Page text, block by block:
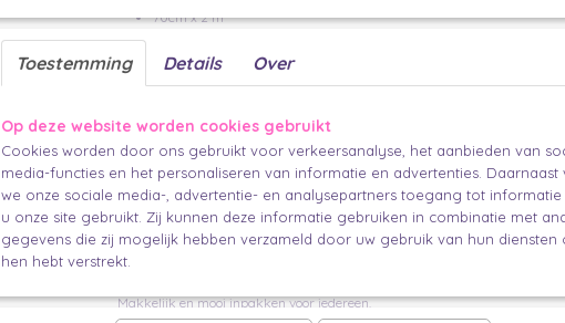
70cm x 2 m
Andere manieren om dit mooie cadeau
Met dit cadeau papier kan je natuurlijk een cadeau mooi inpakken,, maar
achtergrond of lijst het in, Ook kan je het gebruiken als tafelloper of
aankleden of je kan er mee knutselen of scrappen.
Maak je cadeau nog mooier en persoonlijker
Het meest persoonlijk is natuurlijk een handgeschreven wens of
tekst op eenminikaartjeen voeg deze toe aan je cadeau. Met een
de finishing touch.
Zo maak jij een prachtig verpakt cadeau.
Makkelijk en mooi inpakken voor iedereen.
Toestemming Details Over
Op deze website worden cookies gebruikt
Cookies worden door ons gebruikt voor verkeersanalyse, het aanbieden van
media-functies en het personaliseren van informatie en advertenties. Daarnaast
we onze sociale media-, advertentie- en analysepartners toegang tot
u onze site gebruikt. Zij kunnen deze informatie gebruiken in combinatie met
gegevens die zij mogelijk hebben verzameld door uw gebruik van hun diensten
hen hebt verstrekt.